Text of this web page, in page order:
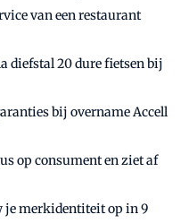
van een restaurant
diefstal 20 dure fietsen bij
bij overname Accell
op consument en ziet af
je merkidentiteit op in 9